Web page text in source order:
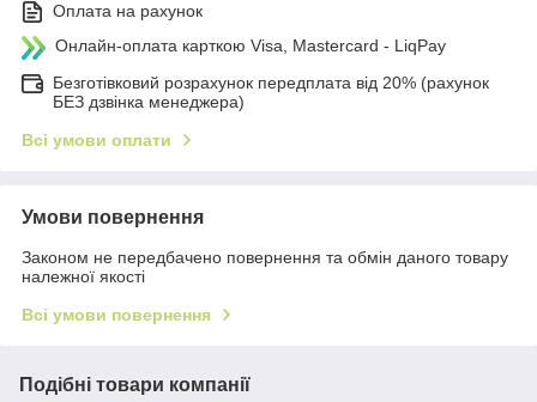
Оплата на рахунок
Онлайн-оплата карткою Visa, Mastercard - LiqPay
Безготівковий розрахунок передплата від 20% (рахунок
БЕЗ дзвінка менеджера)
Всі умови оплати
Умови повернення
Законом не передбачено повернення та обмін даного товару
належної якості
Всі умови повернення
Подібні товари компанії